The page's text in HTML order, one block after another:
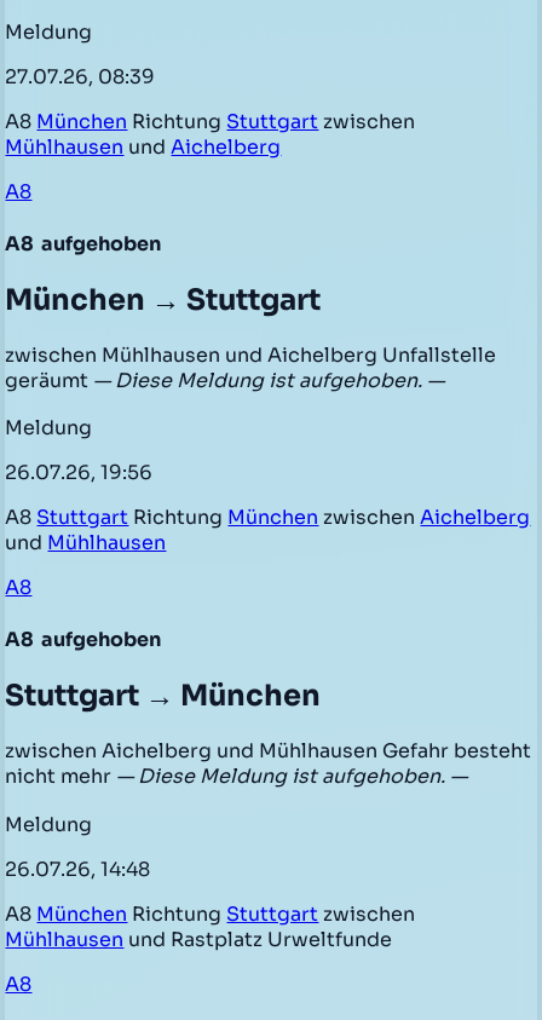
Meldung
27.07.26, 08:39
A8 München Richtung Stuttgart zwischen
Mühlhausen undAichelberg
A8
A8 aufgehoben
München → Stuttgart
zwischen Mühlhausen und Aichelberg Unfallstelle
geräumt — Diese Meldung ist aufgehoben. —
Meldung
26.07.26, 19:56
A8 Stuttgart Richtung München zwischenAichelberg
und Mühlhausen
A8
A8 aufgehoben
Stuttgart → München
zwischen Aichelberg und Mühlhausen Gefahr besteht
nicht mehr — Diese Meldung ist aufgehoben. —
Meldung
26.07.26, 14:48
A8 München Richtung Stuttgart zwischen
Mühlhausen und Rastplatz Urweltfunde
A8